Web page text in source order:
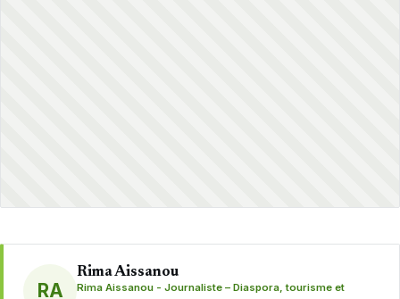
RA
Rima Aissanou
Rima Aissanou - Journaliste – Diaspora, tourisme et